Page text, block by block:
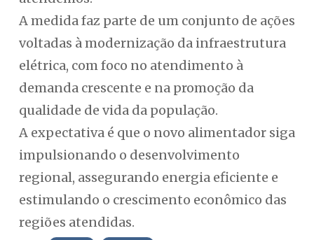
A medida faz parte de um conjunto de ações
voltadas à modernização da infraestrutura
elétrica, com foco no atendimento à
demanda crescente e na promoção da
qualidade de vida da população.
A expectativa é que o novo alimentador siga
impulsionando o desenvolvimento
regional, assegurando energia eficiente e
estimulando o crescimento econômico das
regiões atendidas.